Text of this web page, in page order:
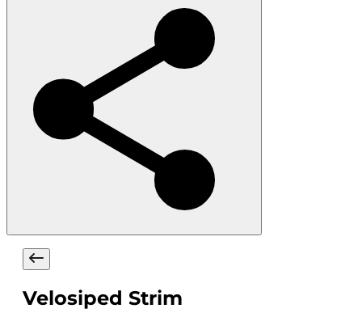
Velosiped Strim